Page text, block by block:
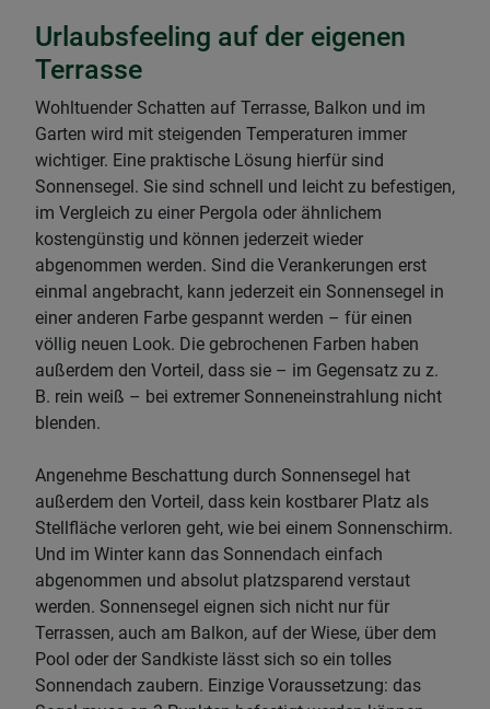
Urlaubsfeeling auf der eigenen
Terrasse
Wohltuender Schatten auf Terrasse, Balkon und im
Garten wird mit steigenden Temperaturen immer
wichtiger. Eine praktische Lösung hierfür sind
Sonnensegel. Sie sind schnell und leicht zu befestigen,
im Vergleich zu einer Pergola oder ähnlichem
kostengünstig und können jederzeit wieder
abgenommen werden. Sind die Verankerungen erst
einmal angebracht, kann jederzeit ein Sonnensegel in
einer anderen Farbe gespannt werden – für einen
völlig neuen Look. Die gebrochenen Farben haben
außerdem den Vorteil, dass sie – im Gegensatz zu z.
B. rein weiß – bei extremer Sonneneinstrahlung nicht
blenden.
Angenehme Beschattung durch Sonnensegel hat
außerdem den Vorteil, dass kein kostbarer Platz als
Stellfläche verloren geht, wie bei einem Sonnenschirm.
Und im Winter kann das Sonnendach einfach
abgenommen und absolut platzsparend verstaut
werden. Sonnensegel eignen sich nicht nur für
Terrassen, auch am Balkon, auf der Wiese, über dem
Pool oder der Sandkiste lässt sich so ein tolles
Sonnendach zaubern. Einzige Voraussetzung: das